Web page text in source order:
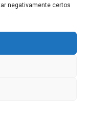
negativamente certos
- Avenida